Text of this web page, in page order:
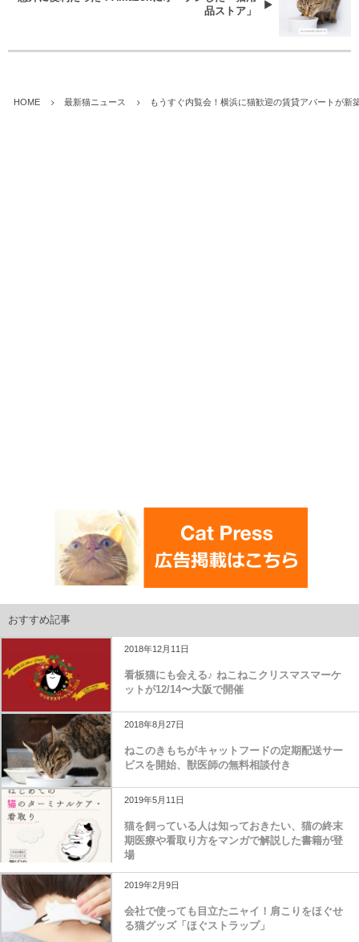
品ストア」
HOME 最新猫ニュース もうすぐ内覧会！横浜に猫歓迎の賃貸アパートが新
おすすめ記事
2018年12月11日
看板猫にも会える♪ ねこねこクリスマスマーケ
ットが12/14〜大阪で開催
2018年8月27日
ねこのきもちがキャットフードの定期配送サー
ビスを開始、獣医師の無料相談付き
2019年5月11日
猫を飼っている人は知っておきたい、猫の終末
期医療や看取り方をマンガで解説した書籍が登
場
2019年2月9日
会社で使っても目立たニャイ！肩こりをほぐせ
る猫グッズ「ほぐストラップ」